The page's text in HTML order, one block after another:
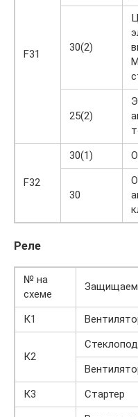
F31
30(2)
25(2)
F32
30(1)
30
Реле
№ на
схеме
К1
К2
К3
Стартер